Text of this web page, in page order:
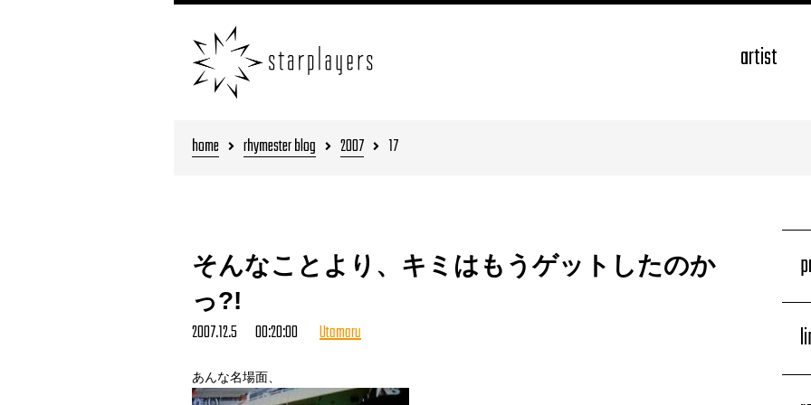
artist
home rhymester blog 2007 17
そんなことより、キミはもうゲットしたのか
っ?!
2007.12.5 00:20:00 Utamaru
あんな名場面、